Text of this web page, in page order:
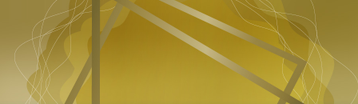
LA MÉDIATHÈQUE